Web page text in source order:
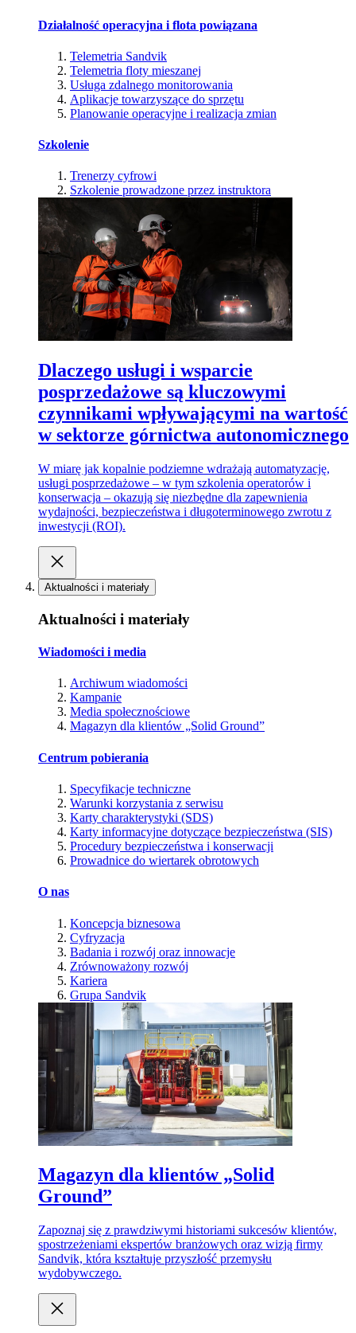
Działalność operacyjna i flota powiązana
Telemetria Sandvik
Telemetria floty mieszanej
Usługa zdalnego monitorowania
Aplikacje towarzyszące do sprzętu
Planowanie operacyjne i realizacja zmian
Szkolenie
Trenerzy cyfrowi
Szkolenie prowadzone przez instruktora
Dlaczego usługi i wsparcie
posprzedażowe są kluczowymi
czynnikami wpływającymi na wartość
w sektorze górnictwa autonomicznego
W miarę jak kopalnie podziemne wdrażają automatyzację,
usługi posprzedażowe – w tym szkolenia operatorów i
konserwacja – okazują się niezbędne dla zapewnienia
wydajności, bezpieczeństwa i długoterminowego zwrotu z
inwestycji (ROI).
Aktualności i materiały
Aktualności i materiały
Wiadomości i media
Archiwum wiadomości
Kampanie
Media społecznościowe
Magazyn dla klientów „Solid Ground”
Centrum pobierania
Specyfikacje techniczne
Warunki korzystania z serwisu
Karty charakterystyki (SDS)
Karty informacyjne dotyczące bezpieczeństwa (SIS)
Procedury bezpieczeństwa i konserwacji
Prowadnice do wiertarek obrotowych
O nas
Koncepcja biznesowa
Cyfryzacja
Badania i rozwój oraz innowacje
Zrównoważony rozwój
Kariera
Grupa Sandvik
Magazyn dla klientów „Solid
Ground”
Zapoznaj się z prawdziwymi historiami sukcesów klientów,
spostrzeżeniami ekspertów branżowych oraz wizją firmy
Sandvik, która kształtuje przyszłość przemysłu
wydobywczego.